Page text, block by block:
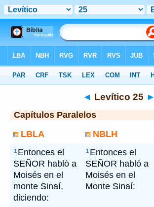
◄ Levítico 25 ►
Capítulos Paralelos
LBLA
NBLH
1 Entonces el
SEÑOR habló a
Moisés en el
monte Sinaí,
diciendo:
1 Entonces el
SEÑOR habló a
Moisés en el
Monte Sinaí: